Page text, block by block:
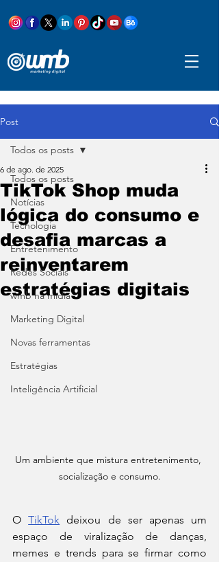
Post
Todos os posts
Notícias
Tecnologia
Entretenimento
Redes Sociais
wmb na mídia
Marketing Digital
Novas ferramentas
Estratégias
Inteligência Artificial
Todos os posts
TikTok Shop muda
lógica do consumo e
desafia marcas a
reinventarem
estratégias digitais
6 de ago. de 2025
Um ambiente que mistura entretenimento,
socialização e consumo.
O TikTok deixou de ser apenas um
espaço de viralização de danças,
memes e trends para se firmar como